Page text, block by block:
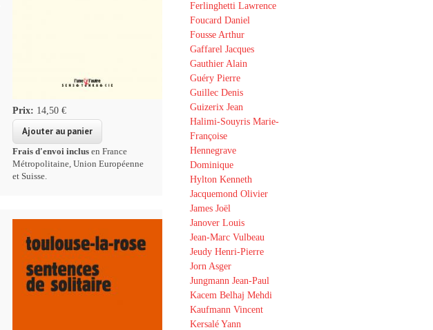
Prix: 14,50 €
Frais d'envoi inclus en France
Métropolitaine, Union Européenne
et Suisse.
Ferlinghetti Lawrence
Foucard Daniel
Fousse Arthur
Gaffarel Jacques
Gauthier Alain
Guéry Pierre
Guillec Denis
Guizerix Jean
Halimi-Souyris Marie-
Françoise
Hennegrave
Dominique
Hylton Kenneth
Jacquemond Olivier
James Joël
Janover Louis
Jean-Marc Vulbeau
Jeudy Henri-Pierre
Jorn Asger
Jungmann Jean-Paul
Kacem Belhaj Mehdi
Kaufmann Vincent
Kersalé Yann